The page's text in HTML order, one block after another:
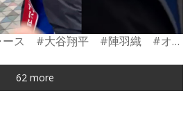
#大浦ミート #ドジャース #大谷翔平 #陣羽織 #オーダーメイド #shorts
62 more